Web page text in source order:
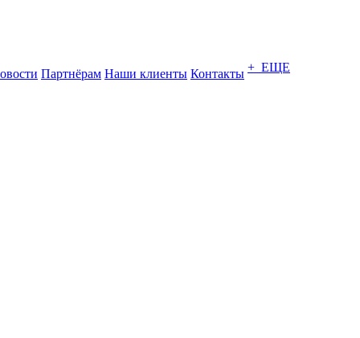
Партнёрам Наши клиенты Контакты + ЕЩЕ